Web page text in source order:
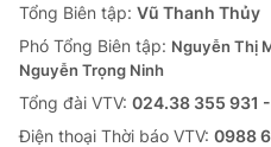
Tổng Biên tập: Vũ Thanh Thủy
Phó Tổng Biên tập: Nguyễn Thị
Nguyễn Trọng Ninh
Tổng đài VTV: 024.38 355 931
Ðiện thoại Thời báo VTV: 0988